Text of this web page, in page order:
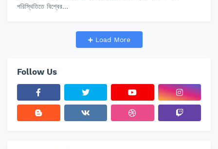
পরিস্থিতিতে বিশ্বের…
Load More
Follow Us